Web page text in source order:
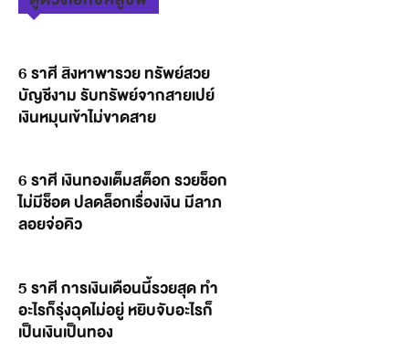
6 ราศี สิงหาพารวย ทรัพย์สวย
บัญชีงาม รับทรัพย์จากสายเปย์
เงินหมุนเข้าไม่ขาดสาย
6 ราศี เงินทองเต็มสต็อก รวยช็อก
ไม่มีช็อต ปลดล็อกเรื่องเงิน มีลาภ
ลอยจ่อคิว
5 ราศี การเงินเดือนนี้รวยสุด ทำ
อะไรก็รุ่งฉุดไม่อยู่ หยิบจับอะไรก็
เป็นเงินเป็นทอง